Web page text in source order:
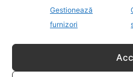
Gestionează
furnizori
Copil din Reghin, salvat
mașina…
vineri,